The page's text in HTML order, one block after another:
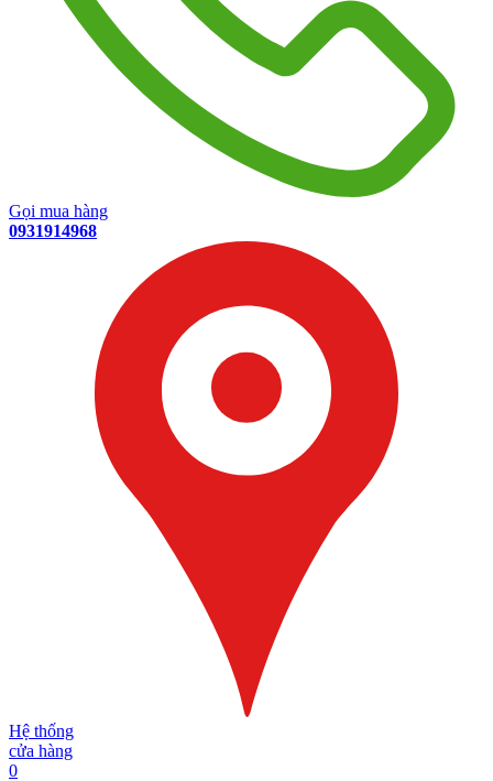
Gọi mua hàng
0931914968
Hệ thống
cửa hàng
0